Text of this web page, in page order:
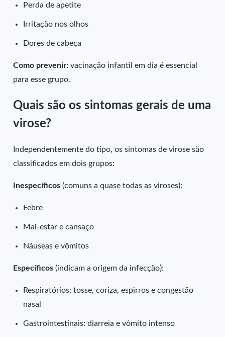
Perda de apetite
Irritação nos olhos
Dores de cabeça
Como prevenir: vacinação infantil em dia é essencial
para esse grupo.
Quais são os sintomas gerais de uma
virose?
Independentemente do tipo, os sintomas de virose são
classificados em dois grupos:
Inespecíficos (comuns a quase todas as viroses):
Febre
Mal-estar e cansaço
Náuseas e vômitos
Específicos (indicam a origem da infecção):
Respiratórios: tosse, coriza, espirros e congestão
nasal
Gastrointestinais: diarreia e vômito intenso